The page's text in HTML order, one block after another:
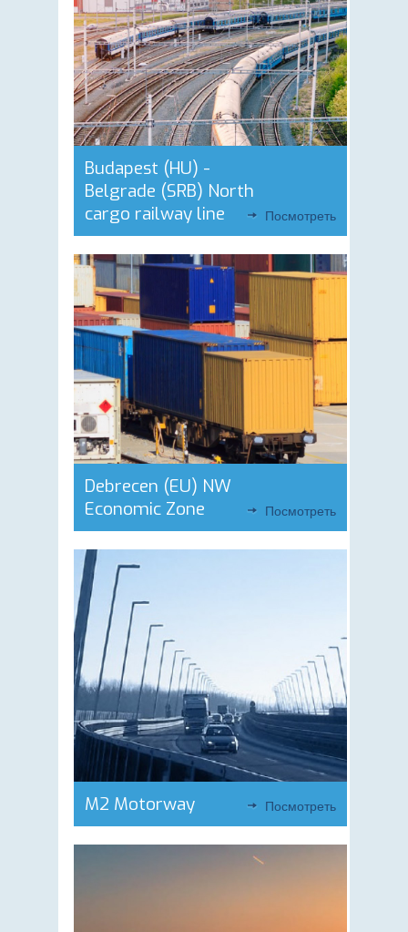
Budapest (HU) -
Belgrade (SRB) North
cargo railway line
Посмотреть
Debrecen (EU) NW
Economic Zone
Посмотреть
M2 Motorway Посмотреть